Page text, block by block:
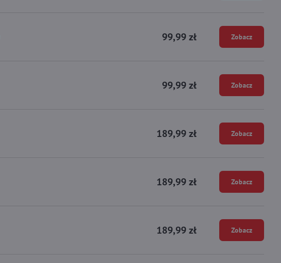
99,99 zł Zobacz
99,99 zł Zobacz
189,99 zł Zobacz
189,99 zł Zobacz
189,99 zł Zobacz